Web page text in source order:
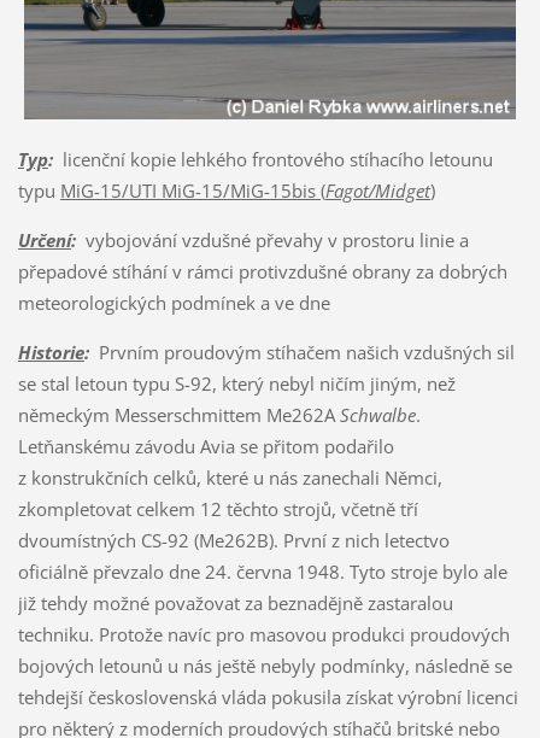
Typ:licenční kopie lehkého frontového stíhacího letounu
typu MiG-15/UTI MiG-15/MiG-15bis (Fagot/Midget)
Určení:vybojování vzdušné převahy v prostoru linie a
přepadové stíhání v rámci protivzdušné obrany za dobrých
meteorologických podmínek a ve dne
Historie:Prvním proudovým stíhačem našich vzdušných sil
se stal letoun typu S-92, který nebyl ničím jiným, než
německým Messerschmittem Me262ASchwalbe.
Letňanskému závodu Avia se přitom podařilo
z konstrukčních celků, které u nás zanechali Němci,
zkompletovat celkem 12 těchto strojů, včetně tří
dvoumístných CS-92 (Me262B). První z nich letectvo
oficiálně převzalo dne 24. června 1948. Tyto stroje bylo ale
již tehdy možné považovat za beznadějně zastaralou
techniku. Protože navíc pro masovou produkci proudových
bojových letounů u nás ještě nebyly podmínky, následně se
tehdejší československá vláda pokusila získat výrobní licenci
pro některý z moderních proudových stíhačů britské nebo